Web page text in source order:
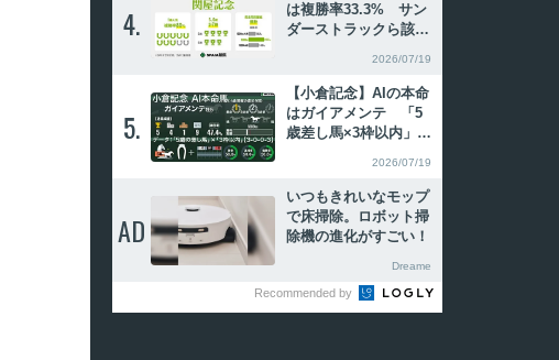
4.
は複勝率33.3% サン
ダーストラックら該当
2026/07/19
5.
【小倉記念】AIの本命
はガイアメンテ 「5
歳差し馬×3枠以内」は
2026/07/19
AD
いつもきれいなモップ
で床掃除。ロボット掃
除機の進化がすごい！
Dreame
Recommended by